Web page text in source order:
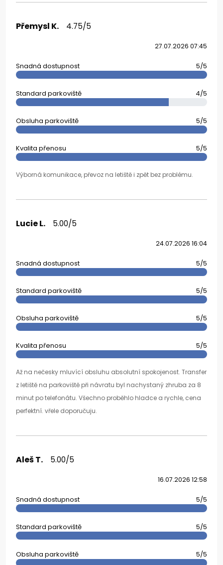
Přemysl K. 4.75/5
27.07.2026 07:45
Snadná dostupnost 5/5
Standard parkoviště 4/5
Obsluha parkoviště 5/5
Kvalita přenosu 5/5
Výborná komunikace, převoz na letiště i zpět bez problému.
Lucie L. 5.00/5
24.07.2026 16:04
Snadná dostupnost 5/5
Standard parkoviště 5/5
Obsluha parkoviště 5/5
Kvalita přenosu 5/5
Až na nečesky mluvící obsluhu absolutní spokojenost. Transfer
z letiště na parkoviště při návratu byl nachystaný zhruba za 8
minut po telefonátu. Všechno proběhlo hladce a rychle, cena
perfektní. vřele doporučuju.
Aleš T. 5.00/5
16.07.2026 12:58
Snadná dostupnost 5/5
Standard parkoviště 5/5
Obsluha parkoviště 5/5